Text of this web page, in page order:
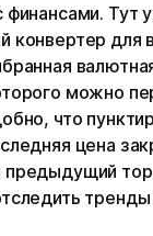
финансами. Тут
конвертер для
можно
что
цена
предыдущий